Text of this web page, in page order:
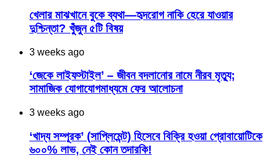
খেলার মাঝখানে বুকে ব্যথা—হৃদরোগ নাকি হেরে যাওয়ার
দুশ্চিন্তা? খুঁজুন ৫টি বিষয়
3 weeks ago
‘জেকে লাইফস্টাইল’ – জীবন বদলানোর নামে নীরব মৃত্যু;
সামাজিক যোগাযোগমাধ্যমে ফের আলোচনা
3 weeks ago
‘খাদ্য সম্পূরক’ (সাপ্লিমেন্ট) হিসেবে বিক্রি হওয়া প্রোবায়োটিকে
৬০০% লাভ, নেই কোন তদারকি!